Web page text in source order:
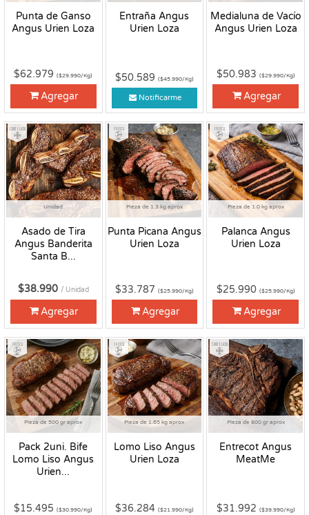
Punta de Ganso
Angus Urien Loza
$62.979($29.990/Kg)
Agregar
Entraña Angus
Urien Loza
$50.589 ($45.990/Kg)
Notificarme
Medialuna de Vacío
Angus Urien Loza
$50.983 ($29.990/Kg)
Agregar
Unidad
Asado de Tira
Angus Banderita
Santa B...
Congelado
$38.990 / Unidad
Agregar
Pieza de 1.3 kg aprox
Punta Picana Angus
Urien Loza
Fresco
$33.787 ($25.990/Kg)
Agregar
Pieza de 1.0 kg aprox
Palanca Angus
Urien Loza
Fresco
$25.990 ($25.990/Kg)
Agregar
Pieza de 500 gr aprox
Pack 2uni. Bife
Lomo Liso Angus
Urien...
Fresco
$15.495($30.990/Kg)
Pieza de 1.65 kg aprox
Lomo Liso Angus
Urien Loza
Fresco
$36.284 ($21.990/Kg)
Pieza de 800 gr aprox
Entrecot Angus
MeatMe
Congelado
$31.992 ($39.990/Kg)